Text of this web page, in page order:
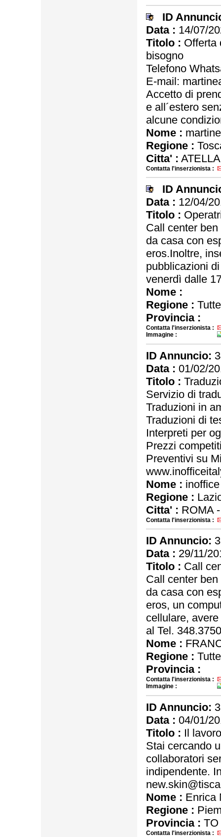
ID
Data : 14/07/
Titolo : Offerta
bisogno
Telefono
E-mail:
Accetto di
e all´estero
alcune
Nome :
Regione :
Citta' :
Contatta l'inserzionista :
ID
Data : 12/04/
Titolo :
Call center
da casa con
eros.Inoltre,
pubblicazioni
venerdì dalle
Nome :
Regione :
Provincia :
Contatta l'inserzionista :
Immagine :
ID Annuncio:
Data : 01/02/
Titolo :
Servizio di
Traduzioni in
Traduzioni di
Interpreti per
Prezzi
Preventivi su
Nome : inoffice
Regione :
Citta' : ROMA
Contatta l'inserzionista :
ID Annuncio:
Data : 29/11/
Titolo : Call
Call center
da casa con
eros, un
cellulare,
al Tel.
Nome :
Regione :
Provincia :
Contatta l'inserzionista :
Immagine :
ID Annuncio:
Data : 04/01/
Titolo : Il
Stai cercando
collaboratori
indipendente.
Nome : Enrica
Regione :
Provincia : TO
Contatta l'inserzionista :